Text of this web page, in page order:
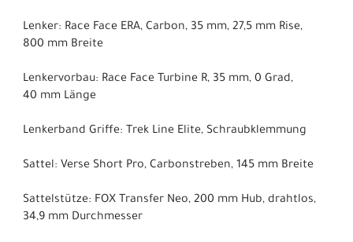
Lenker: Race Face ERA, Carbon, 35 mm, 27,5 mm Rise,
800 mm Breite
Lenkervorbau: Race Face Turbine R, 35 mm, 0 Grad,
40 mm Länge
Lenkerband Griffe: Trek Line Elite, Schraubklemmung
Sattel: Verse Short Pro, Carbonstreben, 145 mm Breite
Sattelstütze: FOX Transfer Neo, 200 mm Hub, drahtlos,
34,9 mm Durchmesser